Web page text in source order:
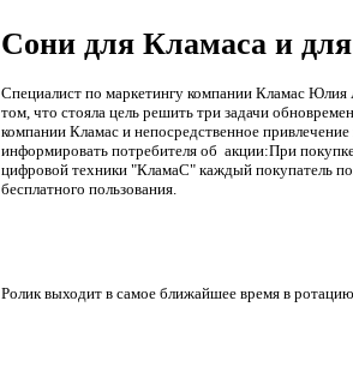
Сони для Кламаса и
Специалист по маркетингу компании Кламас Юлия
том, что стояла цель решить три задачи
компании Кламас и непосредственное
информировать потребителя об акции:При
цифровой техники "КламаС" каждый покупатель
бесплатного пользования.
Ролик выходит в самое ближайшее время в